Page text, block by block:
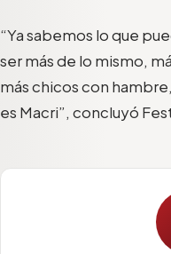
“Ya sabemos lo que
ser más de lo mismo,
más chicos con
es Macri”, concluyó